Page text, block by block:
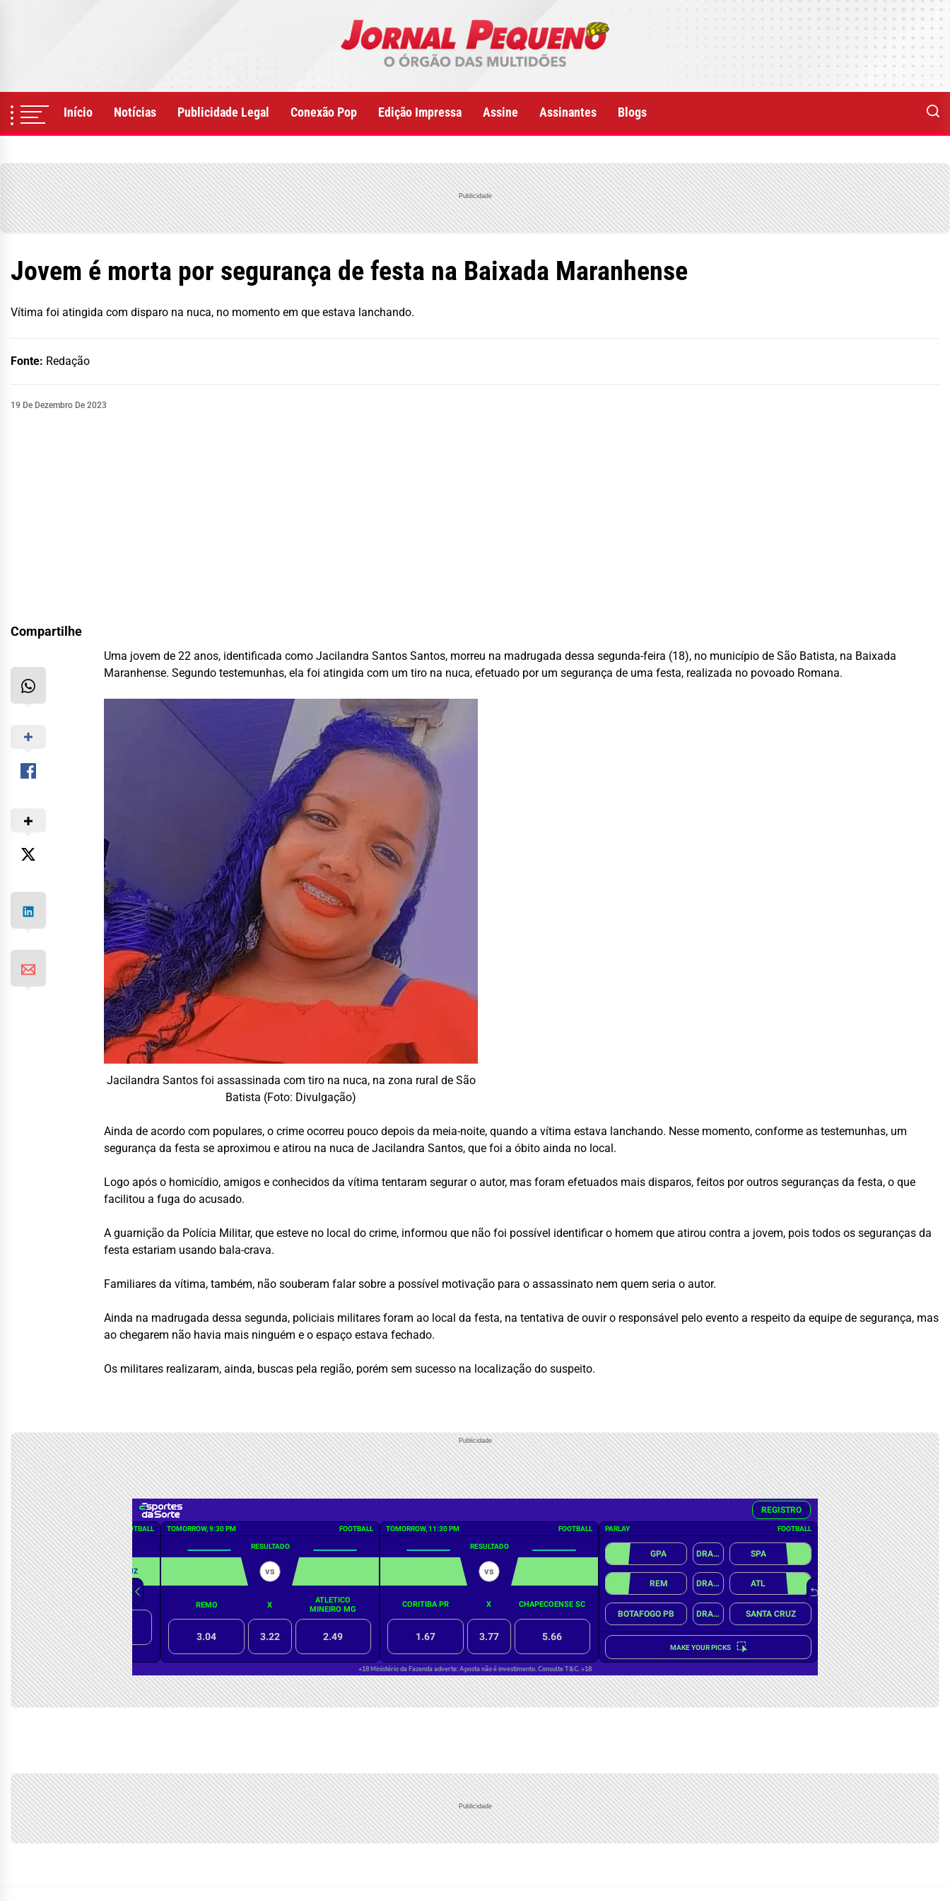
Início Notícias Publicidade Legal Conexão Pop Edição Impressa Assine Assinantes Blogs
Publicidade
Jovem é morta por segurança de festa na Baixada Maranhense
Vítima foi atingida com disparo na nuca, no momento em que estava lanchando.
Fonte: Redação
19 De Dezembro De 2023
Compartilhe
Uma jovem de 22 anos, identificada como Jacilandra Santos Santos, morreu na madrugada dessa segunda-feira (18), no município de São Batista, na Baixada
Maranhense. Segundo testemunhas, ela foi atingida com um tiro na nuca, efetuado por um segurança de uma festa, realizada no povoado Romana.
Jacilandra Santos foi assassinada com tiro na nuca, na zona rural de São
Batista (Foto: Divulgação)
Ainda de acordo com populares, o crime ocorreu pouco depois da meia-noite, quando a vítima estava lanchando. Nesse momento, conforme as testemunhas, um
segurança da festa se aproximou e atirou na nuca de Jacilandra Santos, que foi a óbito ainda no local.
Logo após o homicídio, amigos e conhecidos da vítima tentaram segurar o autor, mas foram efetuados mais disparos, feitos por outros seguranças da festa, o que
facilitou a fuga do acusado.
A guarnição da Polícia Militar, que esteve no local do crime, informou que não foi possível identificar o homem que atirou contra a jovem, pois todos os seguranças da
festa estariam usando bala-crava.
Familiares da vítima, também, não souberam falar sobre a possível motivação para o assassinato nem quem seria o autor.
Ainda na madrugada dessa segunda, policiais militares foram ao local da festa, na tentativa de ouvir o responsável pelo evento a respeito da equipe de segurança, mas
ao chegarem não havia mais ninguém e o espaço estava fechado.
Os militares realizaram, ainda, buscas pela região, porém sem sucesso na localização do suspeito.
Publicidade
Publicidade